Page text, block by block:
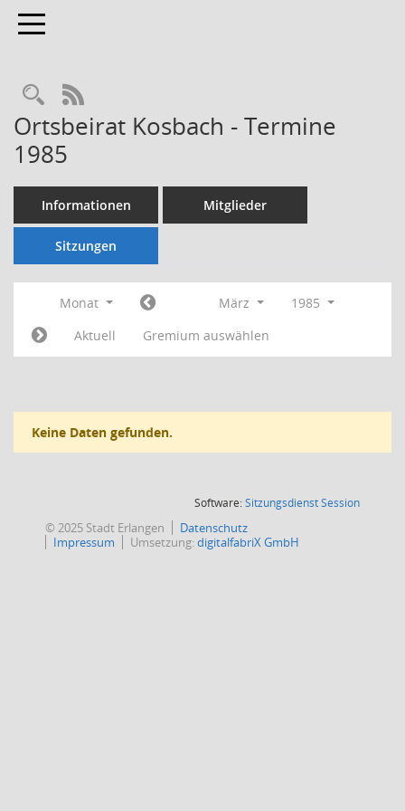
Toggle navigation
Rechercheauswahl
RSS-Feed
Ortsbeirat Kosbach - Termine
1985
Informationen Mitglieder
Sitzungen
Monat März
1985
Aktuell
Gremium auswählen
Keine Daten gefunden.
Software:SitzungsdienstSession(Wird in
© 2025 Stadt Erlangen
Datenschutz
Impressum
Umsetzung:digitalfabriX GmbH